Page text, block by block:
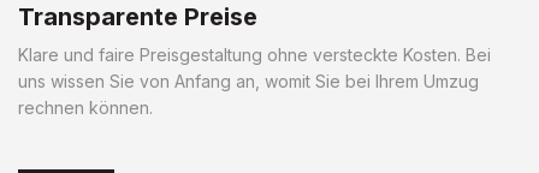
Transparente Preise
Klare und faire Preisgestaltung ohne versteckte Kosten. Bei
uns wissen Sie von Anfang an, womit Sie bei Ihrem Umzug
rechnen können.